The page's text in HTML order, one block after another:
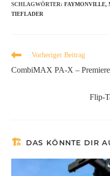
SCHLAGWÖRTER:FAYMONVILLE,
TIEFLADER
Vorheriger Beitrag
CombiMAX PA-X –
Flip-
DAS KÖNNTE DIR